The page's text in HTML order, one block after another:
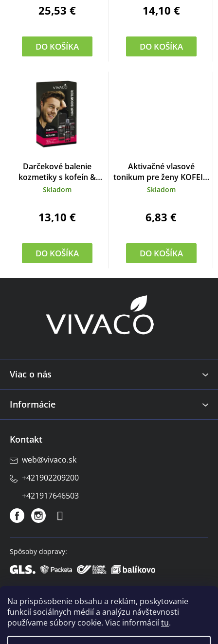
Na prispôsobenie obsahu a reklám, poskytovanie
funkcií sociálnych médií a analýzu návštevnosti
používame súbory cookie. Viac informáciítu.
25,53 €
DO KOŠÍKA
14,10 €
DO KOŠÍKA
Darčekové balenie
kozmetiky s kofeín &
keratín
Skladom
13,10 €
DO KOŠÍKA
Aktivačné vlasové
tonikum pre ženy KOFEIN
+AMINEXIL 100 ml
Skladom
6,83 €
DO KOŠÍKA
i
Viac o nás
Informácie
Kontakt
web@vivaco.sk
+421902209200
+421917646503
Spôsoby dopravy:
Spôsoby platby: